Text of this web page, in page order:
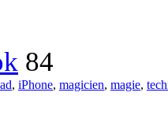
84
, iPhone, magicien, magie,